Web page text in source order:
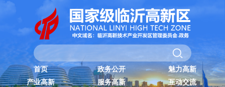
首页 政务公开
魅力高新
产业高新
服务高新
互动交流